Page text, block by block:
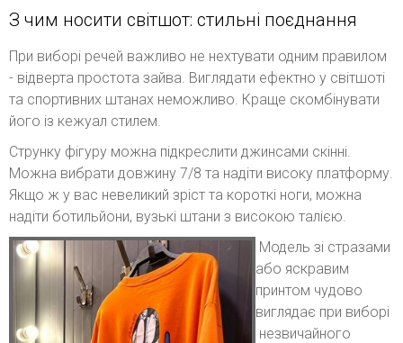
З чим носити світшот: стильні поєднання
При виборі речей важливо не нехтувати одним правилом
- відверта простота зайва. Виглядати ефектно у світшоті
та спортивних штанах неможливо. Краще скомбінувати
його із кежуал стилем.
Струнку фігуру можна підкреслити джинсами скінні.
Можна вибрати довжину 7/8 та надіти високу платформу.
Якщо ж у вас невеликий зріст та короткі ноги, можна
надіти ботильйони, вузькі штани з високою талією.
Модель зі стразами
або яскравим
принтом чудово
виглядає при виборі
незвичайного